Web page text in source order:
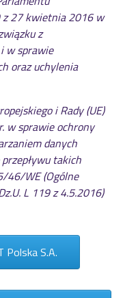
z 27 kwietnia 2016 w
z
w sprawie
oraz uchylenia
i Rady (UE)
w sprawie ochrony
danych
takich
46/WE (Ogólne
L 119 z 4.5.2016)
Polska S.A.